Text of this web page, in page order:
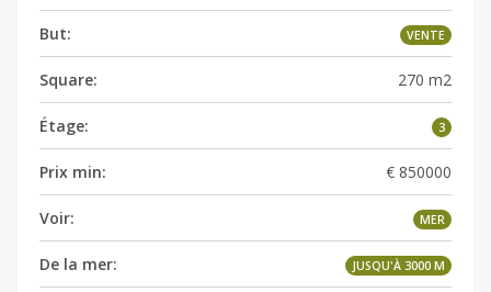
But: VENTE
Square: 270 m2
Étage: 3
Prix min: € 850000
Voir: MER
De la mer: JUSQU'À 3000 M